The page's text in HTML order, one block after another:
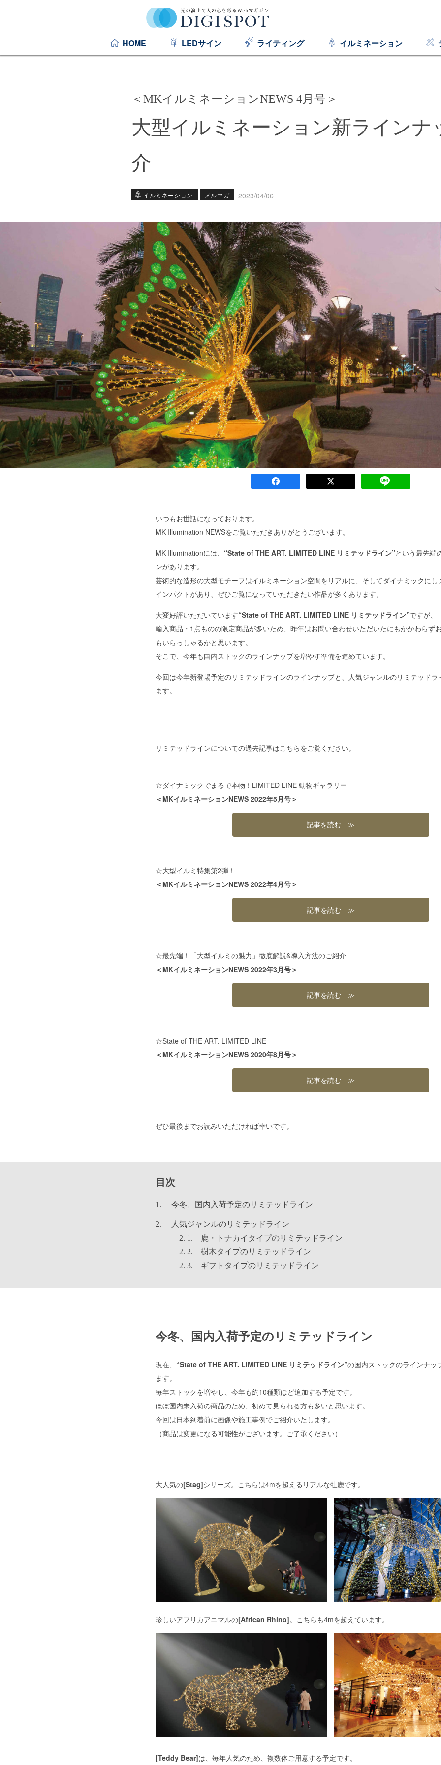
HOME LEDサイン ライティング イルミネーション
＜MKイルミネーションNEWS 4月号＞
大型イルミネーション新ラインナ
介
イルミネーション メルマガ 2023/04/06
いつもお世話になっております。
MK Illumination NEWSをご覧いただきありがとうございます。
MK Illuminationには、 “State of THE ART. LIMITED LINE リミテッドライン”という最先端
ンがあります。
芸術的な造形の大型モチーフはイルミネーション空間をリアルに、そしてダイナミックにし
インパクトがあり、ぜひご覧になっていただきたい作品が多くあります。
大変好評いただいています“State of THE ART. LIMITED LINE リミテッドライン”ですが、
輸入商品・1点ものの限定商品が多いため、昨年はお問い合わせいただいたにもかかわらず
もいらっしゃるかと思います。
そこで、今年も国内ストックのラインナップを増やす準備を進めています。
今回は今年新登場予定のリミテッドラインのラインナップと、人気ジャンルのリミテッドラ
ます。
リミテッドラインについての過去記事はこちらをご覧ください。
☆ダイナミックでまるで本物！LIMITED LINE 動物ギャラリー
＜MKイルミネーションNEWS 2022年5月号＞
記事を読む ≫
☆大型イルミ特集第2弾！
＜MKイルミネーションNEWS 2022年4月号＞
記事を読む ≫
☆最先端！「大型イルミの魅力」徹底解説&導入方法のご紹介
＜MKイルミネーションNEWS 2022年3月号＞
記事を読む ≫
☆State of THE ART. LIMITED LINE
＜MKイルミネーションNEWS 2020年8月号＞
記事を読む ≫
ぜひ最後までお読みいただければ幸いです。
目次
今冬、国内入荷予定のリミテッドライン
人気ジャンルのリミテッドライン
2. 1. 鹿・トナカイタイプのリミテッドライン
2. 2. 樹木タイプのリミテッドライン
2. 3. ギフトタイプのリミテッドライン
今冬、国内入荷予定のリミテッドライン
現在、 “State of THE ART. LIMITED LINE リミテッドライン”の国内ストックのラインナッ
ます。
毎年ストックを増やし、今年も約10種類ほど追加する予定です。
ほぼ国内未入荷の商品のため、初めて見られる方も多いと思います。
今回は日本到着前に画像や施工事例でご紹介いたします。
（商品は変更になる可能性がございます。ご了承ください）
大人気の[Stag]シリーズ。こちらは4mを超えるリアルな牡鹿です。
珍しいアフリカアニマルの[African Rhino]。こちらも4mを超えています。
[Teddy Bear]は、毎年人気のため、複数体ご用意する予定です。